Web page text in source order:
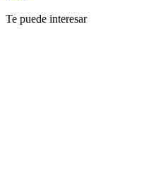
Te puede interesar